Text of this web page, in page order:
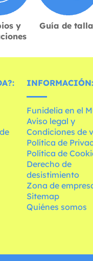
y
Guía de
INFORMACIÓN:
Funidelia en el
Aviso legal y
Condiciones de
Política de
Política de
Derecho de
desistimiento
Zona de
Sitemap
Quiénes somos